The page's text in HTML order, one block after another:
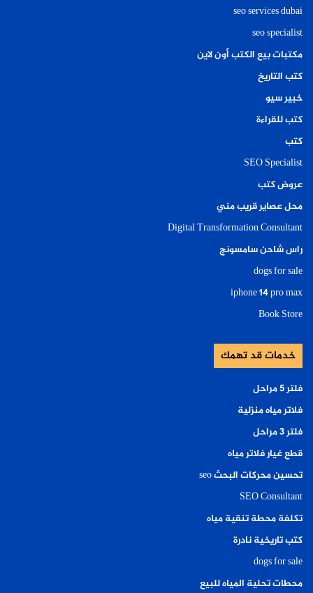
seo services dubai
seo specialist
مكتبات بيع الكتب أون لاين
كتب التاريخ
خبير سيو
كتب للقراءة
كتب
SEO Specialist
عروض كتب
محل عصاير قريب مني
Digital Transformation Consultant
راس شاحن سامسونج
dogs for sale
iphone 14 pro max
Book Store
خدمات قد تهمك
فلتر ٥ مراحل
فلاتر مياه منزلية
فلتر ٣ مراحل
قطع غيار فلاتر مياه
تحسين محركات البحث seo
SEO Consultant
تكلفة محطة تنقية مياه
كتب تاريخية نادرة
dogs for sale
محطات تحلية المياه للبيع